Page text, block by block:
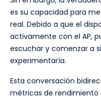
es su capacidad para
real. Debido a que el
activamente con el AP,
escuchar y comenzar a
experimentaría.
Esta conversación
métricas de rendimiento